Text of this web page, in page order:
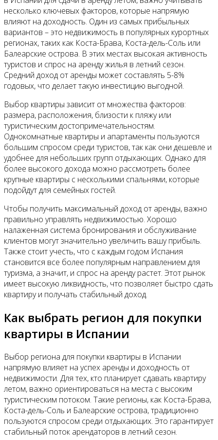
несколько ключевых факторов, которые напрямую
влияют на доходность. Один из самых прибыльных
вариантов – это недвижимость в популярных курортных
регионах, таких как Коста-Брава, Коста-дель-Соль или
Балеарские острова. В этих местах высокая активность
туристов и спрос на аренду жилья в летний сезон.
Средний доход от аренды может составлять 5-8%
годовых, что делает такую инвестицию выгодной.
Выбор квартиры зависит от множества факторов:
размера, расположения, близости к пляжу или
туристическим достопримечательностям.
Однокомнатные квартиры и апартаменты пользуются
большим спросом среди туристов, так как они дешевле и
удобнее для небольших групп отдыхающих. Однако для
более высокого дохода можно рассмотреть более
крупные квартиры с несколькими спальнями, которые
подойдут для семейных гостей.
Чтобы получить максимальный доход от аренды, важно
правильно управлять недвижимостью. Хорошо
налаженная система бронирования и обслуживание
клиентов могут значительно увеличить вашу прибыль.
Также стоит учесть, что с каждым годом Испания
становится все более популярным направлением для
туризма, а значит, и спрос на аренду растет. Этот рынок
имеет высокую ликвидность, что позволяет быстро сдать
квартиру и получать стабильный доход.
Как выбрать регион для покупки
квартиры в Испании
Выбор региона для покупки квартиры в Испании
напрямую влияет на успех аренды и доходность от
недвижимости. Для тех, кто планирует сдавать квартиру
летом, важно ориентироваться на места с высоким
туристическим потоком. Такие регионы, как Коста-Брава,
Коста-дель-Соль и Балеарские острова, традиционно
пользуются спросом среди отдыхающих. Это гарантирует
стабильный поток арендаторов в летний сезон.